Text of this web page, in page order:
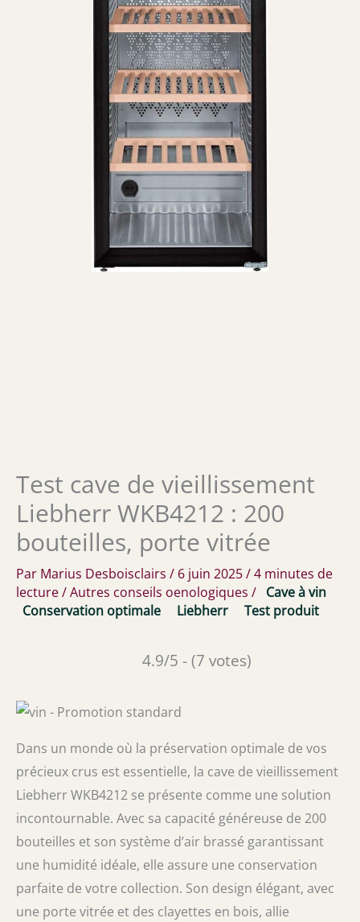
Test cave de vieillissement
Liebherr WKB4212 : 200
bouteilles, porte vitrée
Par Marius Desboisclairs / 6 juin 2025/4 minutes de
lecture/Autres conseils oenologiques / Cave à vin
Conservation optimale
Liebherr Test produit
4.9/5 - (7 votes)
Dans un monde où la préservation optimale de vos
précieux crus est essentielle, la cave de vieillissement
Liebherr WKB4212 se présente comme une solution
incontournable. Avec sa capacité généreuse de 200
bouteilles et son système d’air brassé garantissant
une humidité idéale, elle assure une conservation
parfaite de votre collection. Son design élégant, avec
une porte vitrée et des clayettes en bois, allie